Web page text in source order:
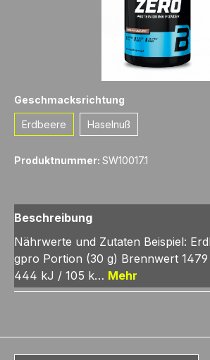
Geschmacksrichtung
Erdbeere Haselnuß
Produktnummer: SW10017.1
Beschreibung
Nährwerte und Zutaten Beispiel:
gpro Portion (30 g) Brennwert
444 kJ / 105 k… Mehr